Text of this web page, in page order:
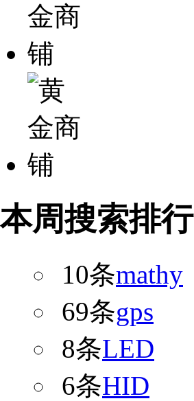
本周搜索排行
10条mathy
69条gps
8条LED
6条HID